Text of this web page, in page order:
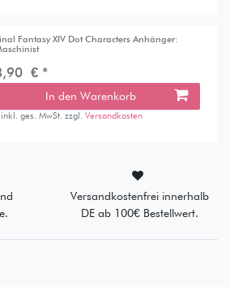
Fantasy XIV Dot Characters Anhänger:
€ *
In den Warenkorb
inkl. ges. MwSt. zzgl.Versandkosten
Versandkostenfrei innerhalb
DE ab 100€ Bestellwert.